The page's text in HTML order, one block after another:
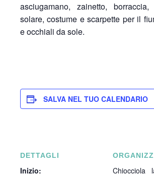
asciugamano, zainetto,
solare, costume e scarpette per il
e occhiali da sole.
SALVA NEL TUO CALENDARIO
DETTAGLI
Inizio:
Chiocciola